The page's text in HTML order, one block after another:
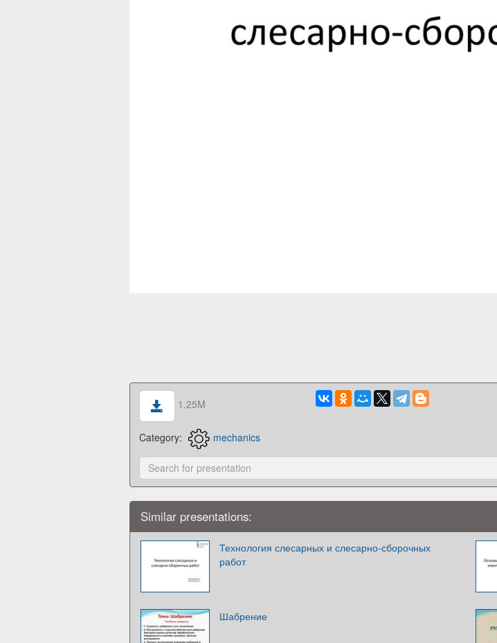
1.25M
Category: mechanics
Similar presentations:
Технология слесарных и слесарно-сборочных
работ
Шабрение